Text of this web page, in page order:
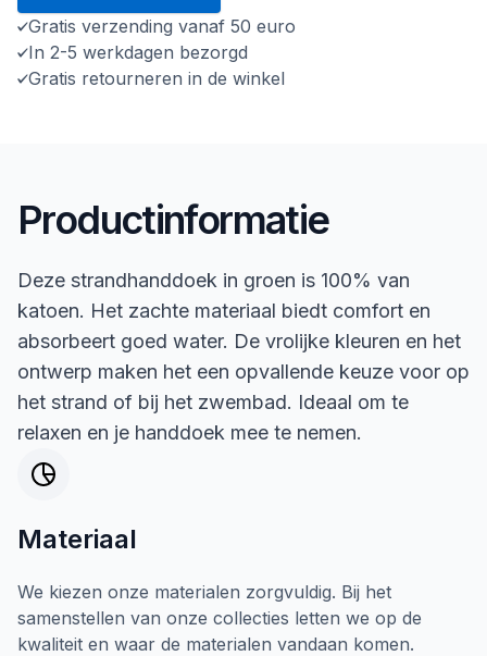
Gratis verzending vanaf 50 euro
In 2-5 werkdagen bezorgd
Gratis retourneren in de winkel
Productinformatie
Deze strandhanddoek in groen is 100% van
katoen. Het zachte materiaal biedt comfort en
absorbeert goed water. De vrolijke kleuren en het
ontwerp maken het een opvallende keuze voor op
het strand of bij het zwembad. Ideaal om te
relaxen en je handdoek mee te nemen.
Materiaal
We kiezen onze materialen zorgvuldig. Bij het
samenstellen van onze collecties letten we op de
kwaliteit en waar de materialen vandaan komen.